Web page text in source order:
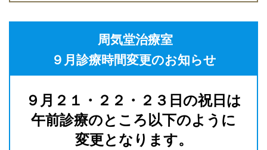
周気堂治療室
９月診療時間変更のお知らせ
９月２１・２２・２３日の祝日は
午前診療のところ以下のように
変更となります。